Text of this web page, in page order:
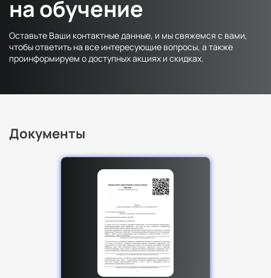
Факультет физической культуры и спорта
Юридический факультет
Факультет менеджмента и экономики
Факультет социальной работы
Факультет физической культуры и спорта
Юридический факультет
Факультет менеджмента и экономики
на обучение
Оставьте Ваши контактные данные, и мы свяжемся с вами,
чтобы ответить на все интересующие вопросы, а также
проинформируем о доступных акциях и скидках.
Документы